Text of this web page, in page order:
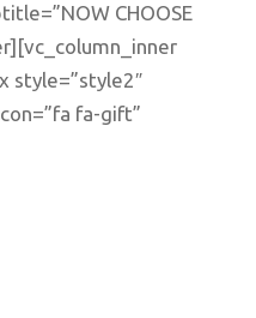
CHOOSE
style=”style2″
fa-gift”